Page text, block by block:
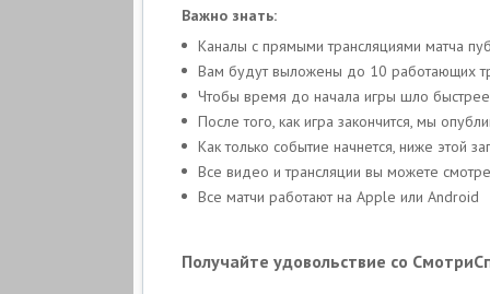
Важно знать:
Каналы с прямыми трансляциями матча
Вам будут выложены до 10 работающих
Чтобы время до начала игры шло
После того, как игра закончится, мы
Как только событие начнется, ниже этой
Все видео и трансляции вы можете
Все матчи работают на Apple или Android
Получайте удовольствие со